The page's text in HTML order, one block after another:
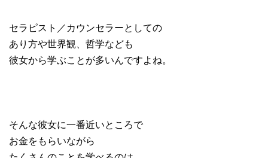
セラピスト／カウンセラーとしての
あり方や世界観、哲学なども
彼女から学ぶことが多いんですよね。
そんな彼女に一番近いところで
お金をもらいながら